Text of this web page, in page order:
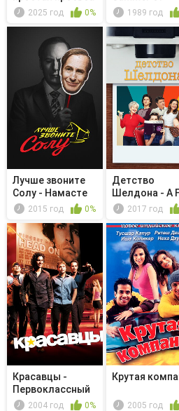
2025 год 0%
George
1989 год
Лучше звоните
Солу - Намасте
2015 год 0%
Детство
Шелдона - A
Party, a Sle...
2017 год
Красавцы -
Первоклассный
подонок
2004 год 0%
Крутая
2005 год